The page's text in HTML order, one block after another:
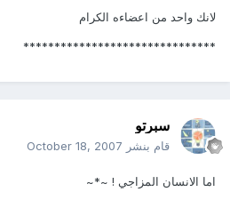
لانك واحد من اعضاءه الكرام
*******************************
سبرتو
قام بنشر October 18, 2007
اما الانسان المزاجي ! ~*~